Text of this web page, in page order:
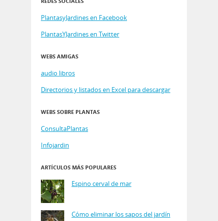
PlantasyJardines en Facebook
PlantasYJardines en Twitter
WEBS AMIGAS
audio libros
Directorios y listados en Excel para descargar
WEBS SOBRE PLANTAS
ConsultaPlantas
Infojardin
ARTÍCULOS MÁS POPULARES
Espino cerval de mar
Cómo eliminar los sapos del jardín